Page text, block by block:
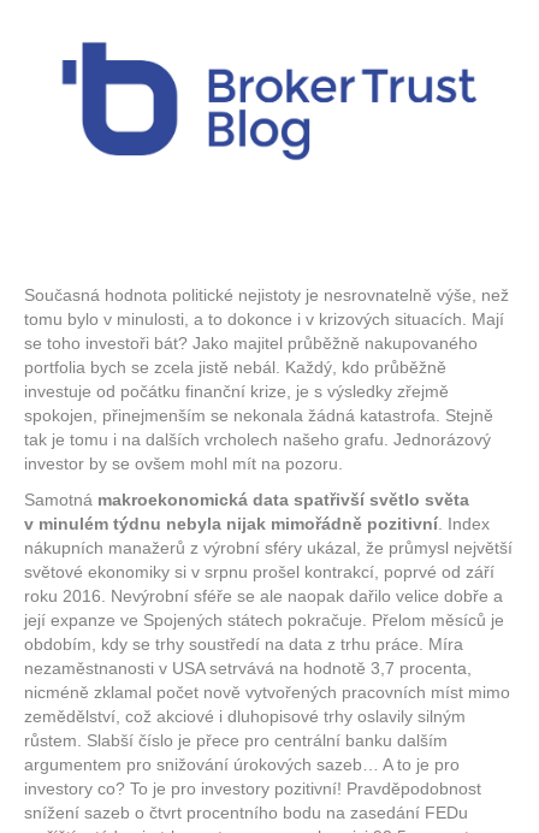
Současná hodnota politické nejistoty je nesrovnatelně výše, než
tomu bylo v minulosti, a to dokonce i v krizových situacích. Mají
se toho investoři bát? Jako majitel průběžně nakupovaného
portfolia bych se zcela jistě nebál. Každý, kdo průběžně
investuje od počátku finanční krize, je s výsledky zřejmě
spokojen, přinejmenším se nekonala žádná katastrofa. Stejně
tak je tomu i na dalších vrcholech našeho grafu. Jednorázový
investor by se ovšem mohl mít na pozoru.
Samotná makroekonomická data spatřivší světlo světa
v minulém týdnu nebyla nijak mimořádně pozitivní . Index
nákupních manažerů z výrobní sféry ukázal, že průmysl největší
světové ekonomiky si v srpnu prošel kontrakcí, poprvé od září
roku 2016. Nevýrobní sféře se ale naopak dařilo velice dobře a
její expanze ve Spojených státech pokračuje. Přelom měsíců je
obdobím, kdy se trhy soustředí na data z trhu práce. Míra
nezaměstnanosti v USA setrvává na hodnotě 3,7 procenta,
nicméně zklamal počet nově vytvořených pracovních míst mimo
zemědělství, což akciové i dluhopisové trhy oslavily silným
růstem. Slabší číslo je přece pro centrální banku dalším
argumentem pro snižování úrokových sazeb… A to je pro
investory co? To je pro investory pozitivní! Pravděpodobnost
snížení sazeb o čtvrt procentního bodu na zasedání FEDu